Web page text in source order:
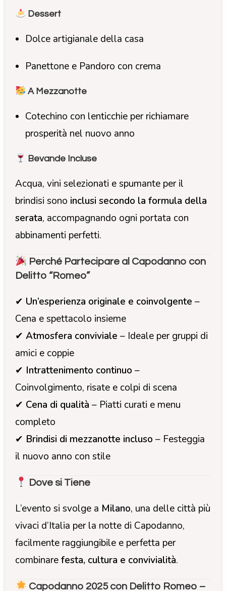
Dessert
Dolce artigianale della casa
Panettone e Pandoro con crema
A Mezzanotte
Cotechino con lenticchie per richiamare
prosperità nel nuovo anno
Bevande Incluse
Acqua, vini selezionati e spumante per il
brindisi sono inclusi secondo la formula della
serata, accompagnando ogni portata con
abbinamenti perfetti.
Perché Partecipare al Capodanno con
Delitto “Romeo”
✔ Un’esperienza originale e coinvolgente –
Cena e spettacolo insieme
✔ Atmosfera conviviale – Ideale per gruppi di
amici e coppie
✔ Intrattenimento continuo –
Coinvolgimento, risate e colpi di scena
✔ Cena di qualità – Piatti curati e menu
completo
✔ Brindisi di mezzanotte incluso – Festeggia
il nuovo anno con stile
Dove si Tiene
L’evento si svolge a Milano, una delle città più
vivaci d’Italia per la notte di Capodanno,
facilmente raggiungibile e perfetta per
combinarefesta, cultura e convivialità.
Capodanno 2025 con Delitto Romeo –